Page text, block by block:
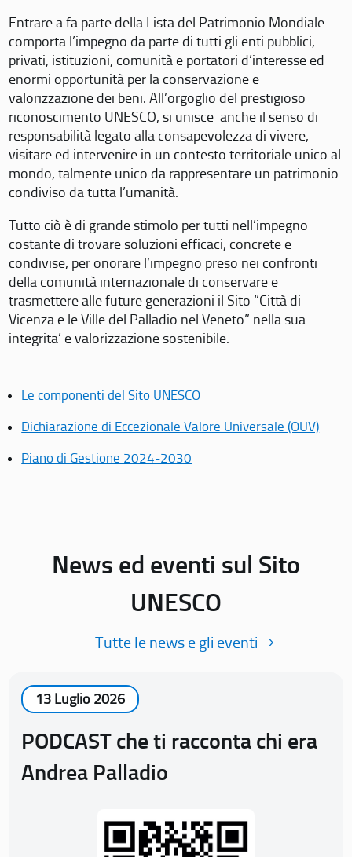
Entrare a fa parte della Lista del Patrimonio Mondiale
comporta l’impegno da parte di tutti gli enti pubblici,
privati, istituzioni, comunità e portatori d’interesse ed
enormi opportunità per la conservazione e
valorizzazione dei beni. All’orgoglio del prestigioso
riconoscimento UNESCO, si unisce anche il senso di
responsabilità legato alla consapevolezza di vivere,
visitare ed intervenire in un contesto territoriale unico al
mondo, talmente unico da rappresentare un patrimonio
condiviso da tutta l’umanità.
Tutto ciò è di grande stimolo per tutti nell’impegno
costante di trovare soluzioni efficaci, concrete e
condivise, per onorare l’impegno preso nei confronti
della comunità internazionale di conservare e
trasmettere alle future generazioni il Sito “Città di
Vicenza e le Ville del Palladio nel Veneto” nella sua
integrita’ e valorizzazione sostenibile.
Le componenti del Sito UNESCO
Dichiarazione di Eccezionale Valore Universale (OUV)
Piano di Gestione 2024-2030
News ed eventi sul Sito
UNESCO
Tutte le news e gli eventi
13 Luglio 2026
PODCAST che ti racconta chi era
Andrea Palladio